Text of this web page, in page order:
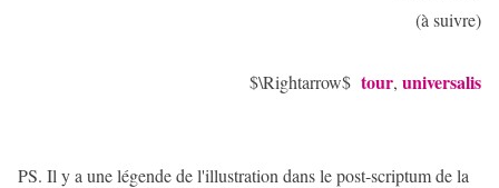
(à suivre)
$\Rightarrow$ tour, universalis
PS. Il y a une légende de l'illustration dans le post-scriptum de la